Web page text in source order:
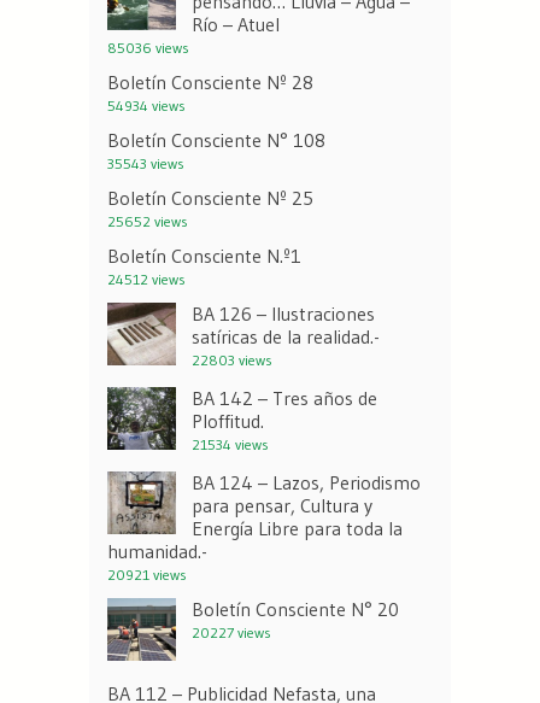
Río – Atuel
85036 views
Boletín Consciente Nº 28
54934 views
Boletín Consciente N° 108
35543 views
Boletín Consciente Nº 25
25652 views
Boletín Consciente N.º1
24512 views
BA 126 – Ilustraciones
satíricas de la realidad.-
22803 views
BA 142 – Tres años de
Ploffitud.
21534 views
BA 124 – Lazos, Periodismo
para pensar, Cultura y
Energía Libre para toda la
humanidad.-
20921 views
Boletín Consciente N° 20
20227 views
BA 112 – Publicidad Nefasta, una